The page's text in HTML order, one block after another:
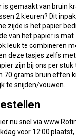
is gemaakt van bruin
2 kleuren? Dit
zijde is het papier
van het papier is
leuk te combineren
deze tasjes zelfs
zijn bij ons per stuk
70 grams bruin effen
te snijden/vouwen.
nu snel via
voor 12:00